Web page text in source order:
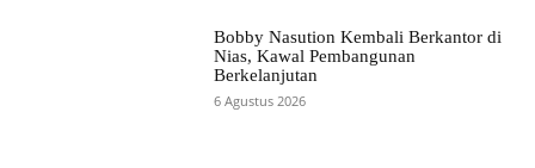
Bobby Nasution Kembali Berkantor di
Nias, Kawal Pembangunan
Berkelanjutan
6 Agustus 2026